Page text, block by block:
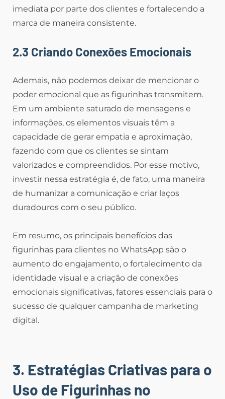
imediata por parte dos clientes e fortalecendo a
marca de maneira consistente.
2.3 Criando Conexões Emocionais
Ademais, não podemos deixar de mencionar o
poder emocional que as figurinhas transmitem.
Em um ambiente saturado de mensagens e
informações, os elementos visuais têm a
capacidade de gerar empatia e aproximação,
fazendo com que os clientes se sintam
valorizados e compreendidos. Por esse motivo,
investir nessa estratégia é, de fato, uma maneira
de humanizar a comunicação e criar laços
duradouros com o seu público.
Em resumo, os principais benefícios das
figurinhas para clientes no WhatsApp são o
aumento do engajamento, o fortalecimento da
identidade visual e a criação de conexões
emocionais significativas, fatores essenciais para o
sucesso de qualquer campanha de marketing
digital.
3. Estratégias Criativas para o
Uso de Figurinhas no